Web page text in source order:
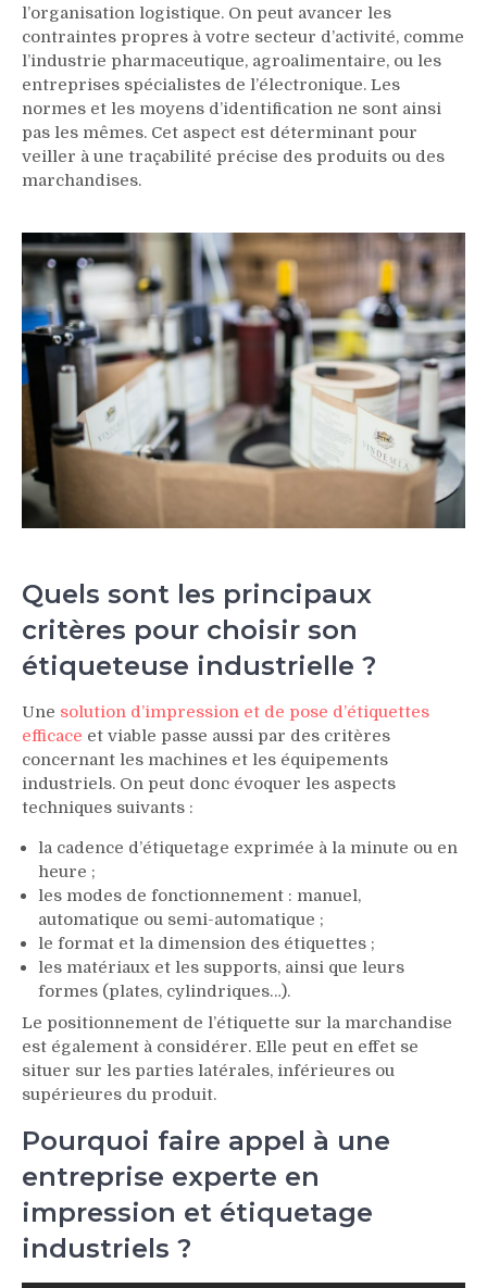
l’organisation logistique. On peut avancer les
contraintes propres à votre secteur d’activité, comme
l’industrie pharmaceutique, agroalimentaire, ou les
entreprises spécialistes de l’électronique. Les
normes et les moyens d’identification ne sont ainsi
pas les mêmes. Cet aspect est déterminant pour
veiller à une traçabilité précise des produits ou des
marchandises.
Quels sont les principaux
critères pour choisir son
étiqueteuse industrielle ?
Une solution d’impression et de pose d’étiquettes
efficace et viable passe aussi par des critères
concernant les machines et les équipements
industriels. On peut donc évoquer les aspects
techniques suivants :
la cadence d’étiquetage exprimée à la minute ou en
heure ;
les modes de fonctionnement : manuel,
automatique ou semi-automatique ;
le format et la dimension des étiquettes ;
les matériaux et les supports, ainsi que leurs
formes (plates, cylindriques…).
Le positionnement de l’étiquette sur la marchandise
est également à considérer. Elle peut en effet se
situer sur les parties latérales, inférieures ou
supérieures du produit.
Pourquoi faire appel à une
entreprise experte en
impression et étiquetage
industriels ?